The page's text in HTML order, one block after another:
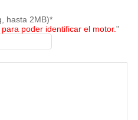
hasta 2MB)*
poder identificar el motor."